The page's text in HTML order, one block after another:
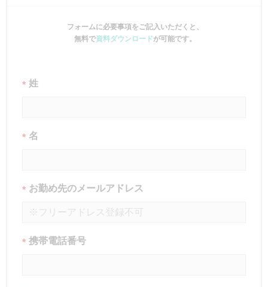
フォームに必要事項をご記入いただくと、
無料で資料ダウンロードが可能です。
* 姓
* 名
* お勤め先のメールアドレス
* 携帯電話番号